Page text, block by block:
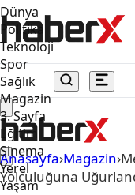
Dünya
Politika
Teknoloji
Spor
Sağlık
Magazin
3. Sayfa
Eğitim
Sinema
Yerel
Yaşam
Anasayfa›Magazin›
Yolculuğuna